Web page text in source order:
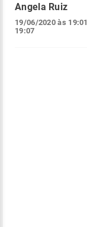
Angela Ruiz
19/06/2020 às 19:01
19:07